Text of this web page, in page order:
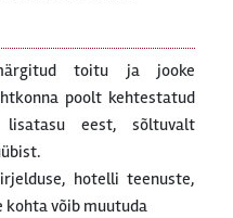
toitu ja jooke
poolt kehtestatud
lisatasu eest, sõltuvalt
hotelli teenuste,
kohta võib muutuda